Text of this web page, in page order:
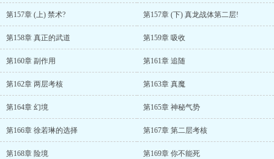
第157章 (上) 禁术? 第157章 (下) 真龙战体第二层!
第158章 真正的武道 第159章 吸收
第160章 副作用 第161章 追随
第162章 两层考核 第163章 真魔
第164章 幻境 第165章 神秘气势
第166章 徐若琳的选择 第167章 第二层考核
第168章 险境 第169章 你不能死